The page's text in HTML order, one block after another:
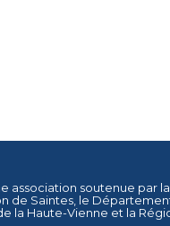
association soutenue par la
de Saintes , le
la Haute-Vienne et la